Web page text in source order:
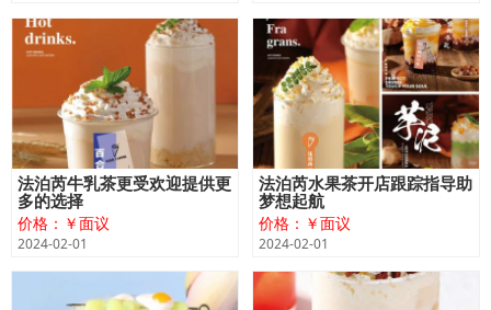
法泊芮牛乳茶更受欢迎提供更
多的选择
价格：￥面议
2024-02-01
法泊芮水果茶开店跟踪指导助
梦想起航
价格：￥面议
2024-02-01